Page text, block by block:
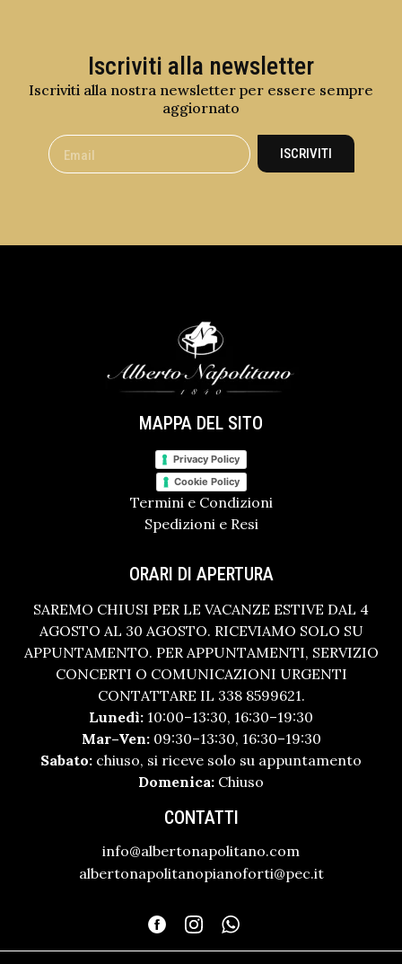
Iscriviti alla newsletter
Iscriviti alla nostra newsletter per essere sempre
aggiornato
ISCRIVITI
MAPPA DEL SITO
Privacy Policy
Cookie Policy
Termini e Condizioni
Spedizioni e Resi
ORARI DI APERTURA
SAREMO CHIUSI PER LE VACANZE ESTIVE DAL 4
AGOSTO AL 30 AGOSTO. RICEVIAMO SOLO SU
APPUNTAMENTO. PER APPUNTAMENTI, SERVIZIO
CONCERTI O COMUNICAZIONI URGENTI
CONTATTARE IL 338 8599621.
Lunedì: 10:00–13:30, 16:30–19:30
Mar–Ven:09:30–13:30, 16:30–19:30
Sabato: chiuso, si riceve solo su appuntamento
Domenica: Chiuso
CONTATTI
info@albertonapolitano.com
albertonapolitanopianoforti@pec.it